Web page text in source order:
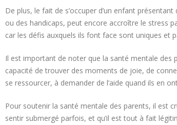
De plus, le fait de s’occuper d’un enfant
ou des handicaps, peut encore accroître le stress
car les défis auxquels ils font face sont uniques et
Il est important de noter que la santé mentale des
capacité de trouver des moments de joie, de
se ressourcer, à demander de l’aide quand ils en
Pour soutenir la santé mentale des parents, il est
sentir submergé parfois, et qu’il est tout à fait